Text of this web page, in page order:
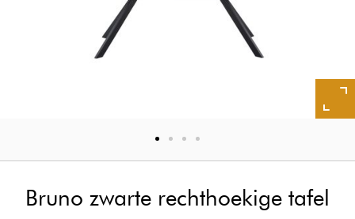
Bruno zwarte rechthoekige tafel